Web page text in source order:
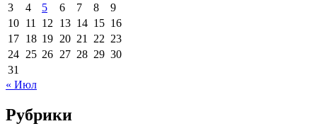
3
4 5 6 7 8
9
10 11 12 13 14 15 16
17 18 19 20 21 22 23
24 25 26 27 28 29 30
31
« Июл
Рубрики